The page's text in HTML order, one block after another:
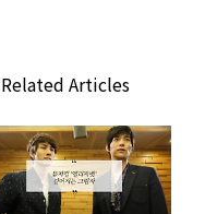
Related Articles